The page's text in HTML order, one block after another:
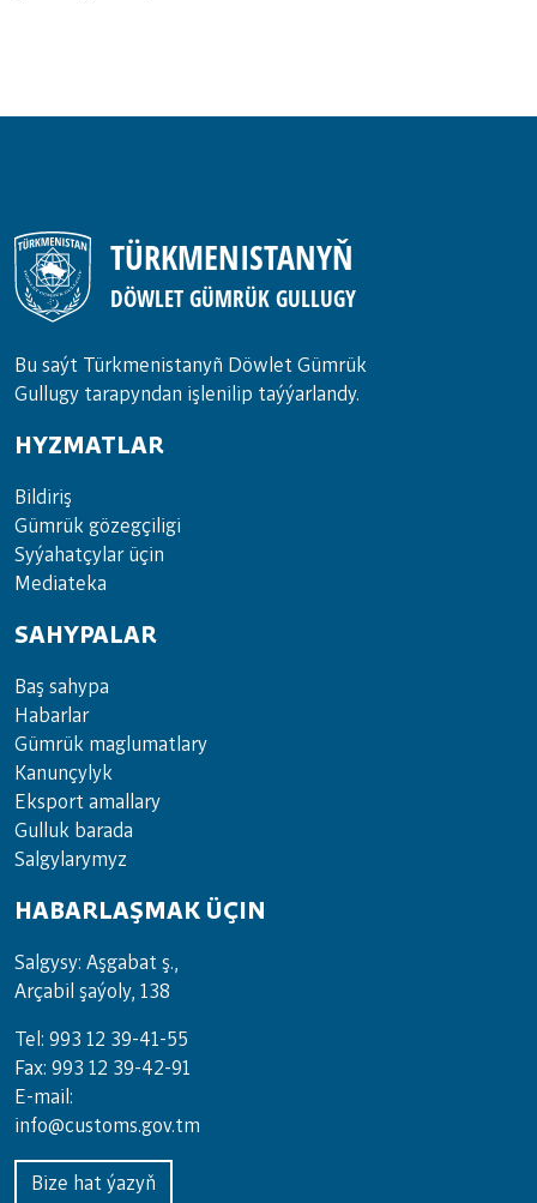
TÜRKMENISTANYŇ
DÖWLET GÜMRÜK GULLUGY
Bu saýt Türkmenistanyñ Döwlet Gümrük
Gullugy tarapyndan işlenilip taýýarlandy.
HYZMATLAR
Bil­di­riş
Güm­rük gö­zeg­çi­li­gi
Sy­ýa­hat­çy­lar ü­çin
Media­teka
SAHYPALAR
Baş sahypa
Habarlar
Gümrük maglumatlary
Kanunçylyk
Eksport amallary
Gulluk barada
Salgylarymyz
HABARLAŞMAK ÜÇIN
Salgysy: Aşgabat ş.,
Arçabil şaýoly, 138
Tel: 993 12 39-41-55
Fax: 993 12 39-42-91
E-mail:
info@customs.gov.tm
Bize hat ýazyň